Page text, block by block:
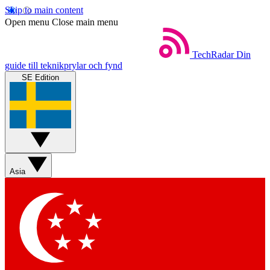
Skip to main content
Open menu Close main menu
TechRadar Din
guide till teknikprylar och fynd
SE Edition
Asia